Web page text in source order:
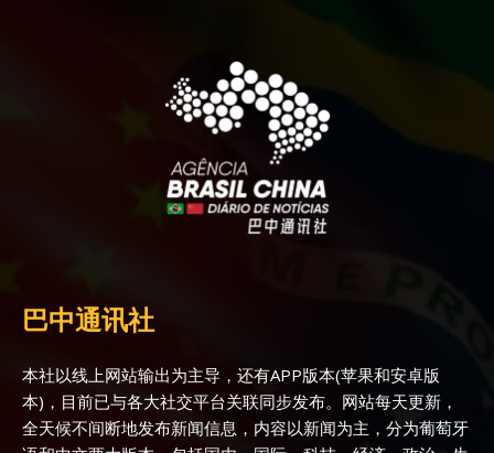
巴中通讯社
本社以线上网站输出为主导，还有APP版本(苹果和安卓版
本)，目前已与各大社交平台关联同步发布。网站每天更新，
全天候不间断地发布新闻信息，内容以新闻为主，分为葡萄牙